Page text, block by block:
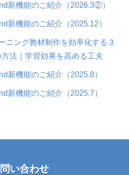
新機能のご紹介（2026.3②）
新機能のご紹介（2025.12）
ニング教材制作を効率化する３
法｜学習効果を高める工夫
新機能のご紹介（2025.8）
新機能のご紹介（2025.7）
い合わせ